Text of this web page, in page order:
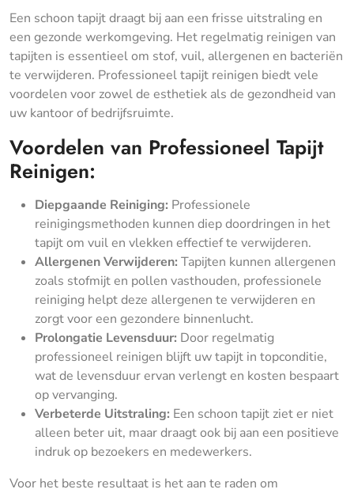
Een schoon tapijt draagt bij aan een frisse uitstraling en
een gezonde werkomgeving. Het regelmatig reinigen van
tapijten is essentieel om stof, vuil, allergenen en bacteriën
te verwijderen. Professioneel tapijt reinigen biedt vele
voordelen voor zowel de esthetiek als de gezondheid van
uw kantoor of bedrijfsruimte.
Voordelen van Professioneel Tapijt
Reinigen:
Diepgaande Reiniging: Professionele
reinigingsmethoden kunnen diep doordringen in het
tapijt om vuil en vlekken effectief te verwijderen.
Allergenen Verwijderen: Tapijten kunnen allergenen
zoals stofmijt en pollen vasthouden, professionele
reiniging helpt deze allergenen te verwijderen en
zorgt voor een gezondere binnenlucht.
Prolongatie Levensduur: Door regelmatig
professioneel reinigen blijft uw tapijt in topconditie,
wat de levensduur ervan verlengt en kosten bespaart
op vervanging.
Verbeterde Uitstraling: Een schoon tapijt ziet er niet
alleen beter uit, maar draagt ook bij aan een positieve
indruk op bezoekers en medewerkers.
Voor het beste resultaat is het aan te raden om